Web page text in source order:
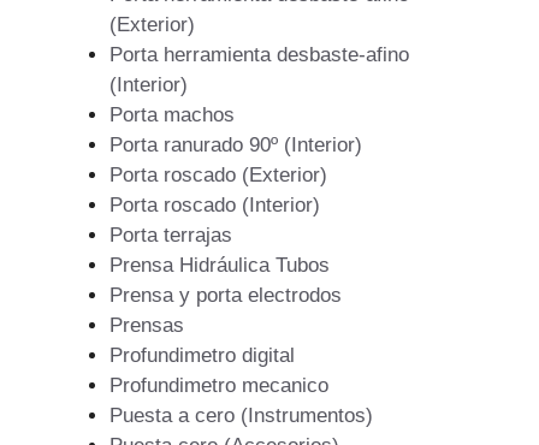
(Exterior)
Porta herramienta desbaste-afino
(Interior)
Porta machos
Porta ranurado 90º (Interior)
Porta roscado (Exterior)
Porta roscado (Interior)
Porta terrajas
Prensa Hidráulica Tubos
Prensa y porta electrodos
Prensas
Profundimetro digital
Profundimetro mecanico
Puesta a cero (Instrumentos)